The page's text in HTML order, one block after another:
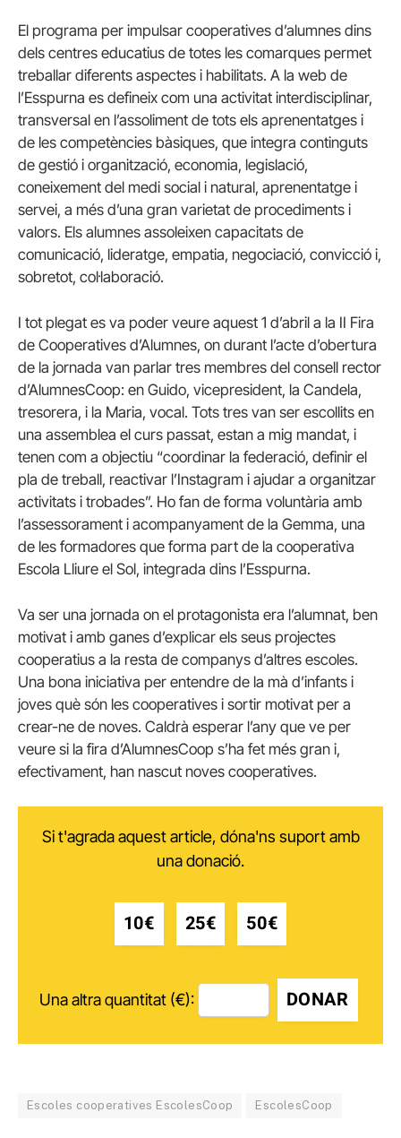
El programa per impulsar cooperatives d’alumnes dins
dels centres educatius de totes les comarques permet
treballar diferents aspectes i habilitats. A la web de
l’Esspurna es defineix com una activitat interdisciplinar,
transversal en l’assoliment de tots els aprenentatges i
de les competències bàsiques, que integra continguts
de gestió i organització, economia, legislació,
coneixement del medi social i natural, aprenentatge i
servei, a més d’una gran varietat de procediments i
valors. Els alumnes assoleixen capacitats de
comunicació, lideratge, empatia, negociació, convicció i,
sobretot, col·laboració.
I tot plegat es va poder veure aquest 1 d’abril a la II Fira
de Cooperatives d’Alumnes, on durant l’acte d’obertura
de la jornada van parlar tres membres del consell rector
d’AlumnesCoop: en Guido, vicepresident, la Candela,
tresorera, i la Maria, vocal. Tots tres van ser escollits en
una assemblea el curs passat, estan a mig mandat, i
tenen com a objectiu “coordinar la federació, definir el
pla de treball, reactivar l’Instagram i ajudar a organitzar
activitats i trobades”. Ho fan de forma voluntària amb
l’assessorament i acompanyament de la Gemma, una
de les formadores que forma part de la cooperativa
Escola Lliure el Sol, integrada dins l’Esspurna.
Va ser una jornada on el protagonista era l’alumnat, ben
motivat i amb ganes d’explicar els seus projectes
cooperatius a la resta de companys d’altres escoles.
Una bona iniciativa per entendre de la mà d’infants i
joves què són les cooperatives i sortir motivat per a
crear-ne de noves. Caldrà esperar l’any que ve per
veure si la fira d’AlumnesCoop s’ha fet més gran i,
efectivament, han nascut noves cooperatives.
Si t'agrada aquest article, dóna'ns suport amb
una donació.
10€ 25€ 50€
Una altra quantitat (€): DONAR
Escoles cooperatives EscolesCoop EscolesCoop